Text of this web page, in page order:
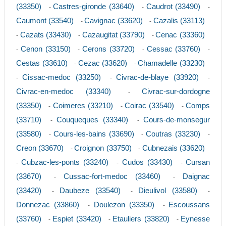
(33350)
-Castres-gironde (33640) - Caudrot (33490) -
Caumont (33540) - Cavignac (33620) - Cazalis (33113)
- Cazats (33430) - Cazaugitat (33790) -Cenac (33360)
- Cenon (33150) -Cerons (33720) - Cessac (33760) -
Cestas (33610) - Cezac (33620) -Chamadelle (33230)
-Cissac-medoc (33250) -Civrac-de-blaye (33920) -
Civrac-en-medoc (33340) -Civrac-sur-dordogne
(33350)
- Coimeres (33210) - Coirac (33540) -Comps
(33710)
- Couqueques (33340) -Cours-de-monsegur
(33580)
- Cours-les-bains (33690) -Coutras (33230) -
Creon (33670) -Croignon (33750) - Cubnezais (33620)
-Cubzac-les-ponts (33240) - Cudos (33430) -Cursan
(33670)
- Cussac-fort-medoc (33460) -
Daignac
(33420)
- Daubeze (33540) - Dieulivol (33580) -
Donnezac (33860) - Doulezon (33350) -
Escoussans
(33760)
- Espiet (33420) - Etauliers (33820) - Eynesse